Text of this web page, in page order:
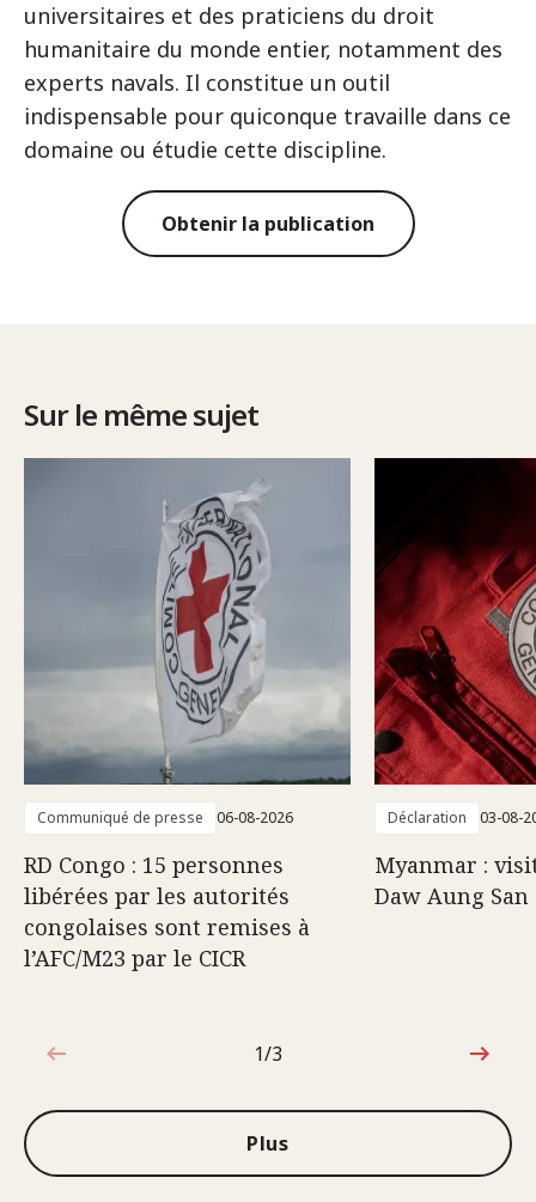
universitaires et des praticiens du droit
humanitaire du monde entier, notamment des
experts navals. Il constitue un outil
indispensable pour quiconque travaille dans ce
domaine ou étudie cette discipline.
Obtenir la publication
Sur le même sujet
Communiqué de presse 06-08-2026
RD Congo : 15 personnes
libérées par les autorités
congolaises sont remises à
l’AFC/M23 par le CICR
Déclaration 03-08-
Myanmar :
Daw Aung San
1sur3
1/3
Plus